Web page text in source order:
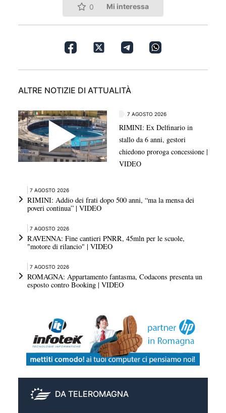
0 Mi interessa
ALTRE NOTIZIE DI ATTUALITÀ
7 AGOSTO 2026
RIMINI: Ex Delfinario in
stallo da 6 anni, gestori
chiedono proroga concessione |
VIDEO
7 AGOSTO 2026
RIMINI: Addio dei frati dopo 500 anni, “ma la mensa dei
poveri continua” | VIDEO
7 AGOSTO 2026
RAVENNA: Fine cantieri PNRR, 45mln per le scuole,
"motore di rilancio" | VIDEO
7 AGOSTO 2026
ROMAGNA: Appartamento fantasma, Codacons presenta un
esposto contro Booking | VIDEO
DA TELEROMAGNA